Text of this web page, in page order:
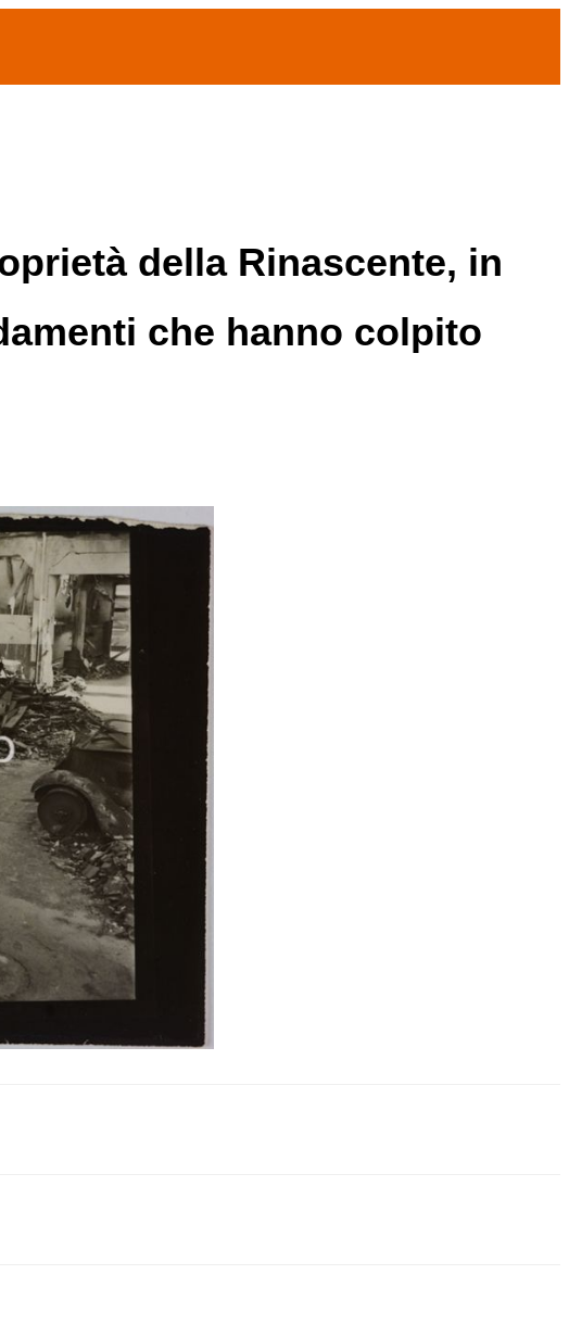
della Rinascente, in
che hanno colpito